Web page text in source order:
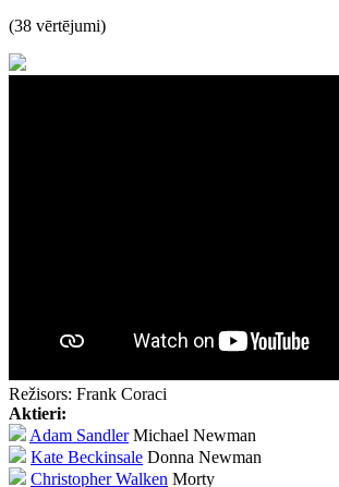
(38 vērtējumi)
Režisors: Frank Coraci
Aktieri:
Adam Sandler Michael Newman
Kate Beckinsale Donna Newman
Christopher Walken Morty